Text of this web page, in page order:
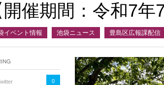
開催期間：令和7年
イベント情報 池袋ニュース 豊島区広報課配信
0